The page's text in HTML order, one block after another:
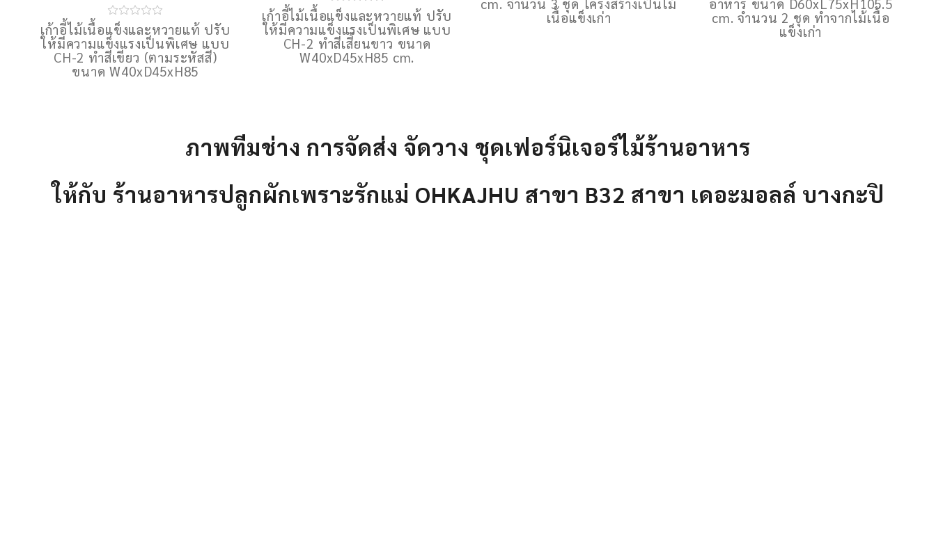
เก้าอี้ไม้เนื้อแข็งและหวายแท้ ปรับ
ให้มีความแข็งแรงเป็นพิเศษ แบบ
CH-2 ทำสีเขียว (ตามระหัสสี)
ขนาด W40xD45xH85
เก้าอี้ไม้เนื้อแข็งและหวายแท้ ปรับ
ให้มีความแข็งแรงเป็นพิเศษ แบบ
CH-2 ทำสีเสี้ยนขาว ขนาด
W40xD45xH85 cm.
เคาน์เตอร์ไม้เนื้อแข็ง สำหรับร้าน
เคาน์เตอร์ไม้เนื้อแข็ง สำหรับร้าน
ภาพทีมช่าง การจัดส่ง จัดวาง ชุดเฟอร์นิเจอร์ไม้ร้านอาหาร
ให้กับ ร้านอาหารปลูกผักเพราะรักแม่ OHKAJHU สาขา B32 สาขา เดอะมอลล์ บางกะปิ